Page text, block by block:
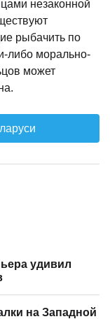
незаконной
рыбачить по
либо морально-
может
удивил
на Западной